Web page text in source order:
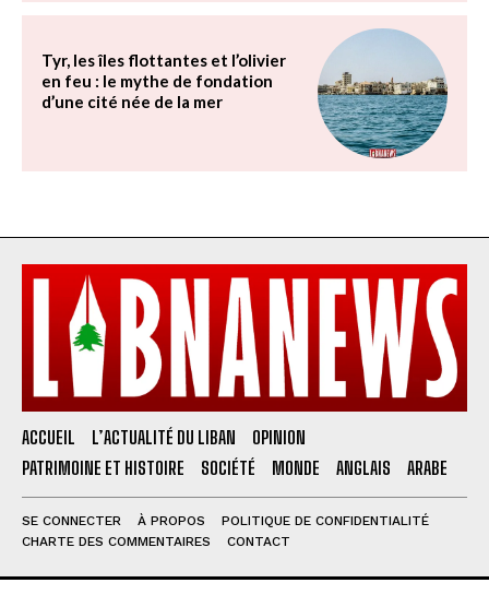
Tyr, les îles flottantes et l’olivier
en feu : le mythe de fondation
d’une cité née de la mer
ACCUEIL L’ACTUALITÉ DU LIBAN
OPINION
PATRIMOINE ET HISTOIRE
SOCIÉTÉ MONDE ANGLAIS ARABE
SE CONNECTER À PROPOS
POLITIQUE DE CONFIDENTIALITÉ
CHARTE DES COMMENTAIRES
CONTACT